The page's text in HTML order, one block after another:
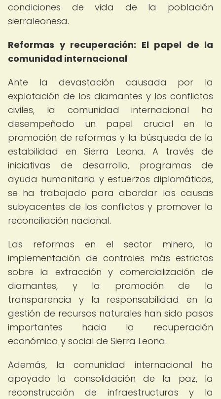
condiciones de vida de la población
sierraleonesa.
Reformas y recuperación: El papel de la
comunidad internacional
Ante la devastación causada por la
explotación de los diamantes y los conflictos
civiles, la comunidad internacional ha
desempeñado un papel crucial en la
promoción de reformas y la búsqueda de la
estabilidad en Sierra Leona. A través de
iniciativas de desarrollo, programas de
ayuda humanitaria y esfuerzos diplomáticos,
se ha trabajado para abordar las causas
subyacentes de los conflictos y promover la
reconciliación nacional.
Las reformas en el sector minero, la
implementación de controles más estrictos
sobre la extracción y comercialización de
diamantes, y la promoción de la
transparencia y la responsabilidad en la
gestión de recursos naturales han sido pasos
importantes hacia la recuperación
económica y social de Sierra Leona.
Además, la comunidad internacional ha
apoyado la consolidación de la paz, la
reconstrucción de infraestructuras y la